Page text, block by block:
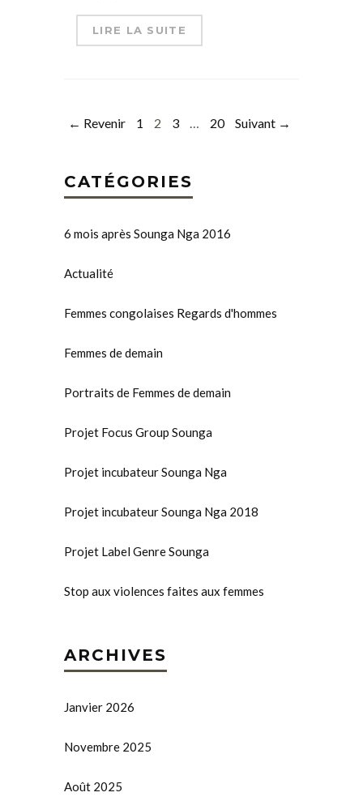
LIRE LA SUITE
← Revenir 1 2 3 … 20 Suivant →
CATÉGORIES
6 mois après Sounga Nga 2016
Actualité
Femmes congolaises Regards d'hommes
Femmes de demain
Portraits de Femmes de demain
Projet Focus Group Sounga
Projet incubateur Sounga Nga
Projet incubateur Sounga Nga 2018
Projet Label Genre Sounga
Stop aux violences faites aux femmes
ARCHIVES
Janvier 2026
Novembre 2025
Août 2025